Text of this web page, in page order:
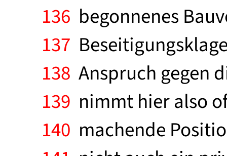
136 begonnenes
137
138 Anspruch gegen
139 nimmt hier also
140 machende